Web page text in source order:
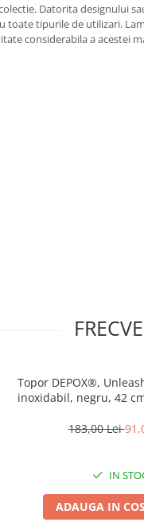
Datorita designului
toate tipurile de utilizari.
considerabila a acestei
Topor DEPOX®,
inoxidabil, negru, 42
183,00 Lei
IN
ADAUGA IN COS